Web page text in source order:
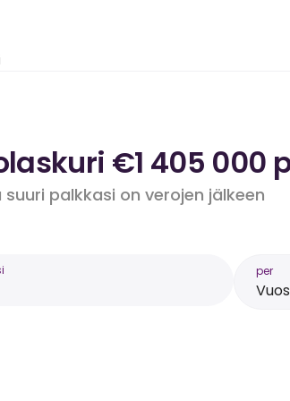
€1 405 000
suuri palkkasi on verojen jälkeen
per